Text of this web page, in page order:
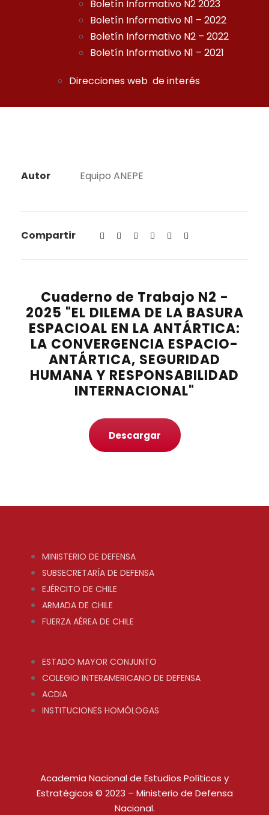
Boletín Informativo N2 2023
Boletín Informativo N1 – 2022
Boletín Informativo N2 – 2022
Boletín Informativo N1 – 2021
Direcciones web de interés
Autor Equipo ANEPE
Compartir
Cuaderno de Trabajo N2 -
2025 "EL DILEMA DE LA BASURA
ESPACIOAL EN LA ANTÁRTICA:
LA CONVERGENCIA ESPACIO-
ANTÁRTICA, SEGURIDAD
HUMANA Y RESPONSABILIDAD
INTERNACIONAL"
Descargar
MINISTERIO DE DEFENSA
SUBSECRETARÍA DE DEFENSA
EJÉRCITO DE CHILE
ARMADA DE CHILE
FUERZA AÉREA DE CHILE
ESTADO MAYOR CONJUNTO
COLEGIO INTERAMERICANO DE DEFENSA
ACDIA
INSTITUCIONES HOMÓLOGAS
Academia Nacional de Estudios Políticos y
Estratégicos © 2023 – Ministerio de Defensa
Nacional.